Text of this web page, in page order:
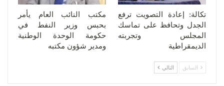
تكالة: إعادة التصويت ترفع
الجدل وتحافظ على تماسك
المجلس وتجربته
الديمقراطية
مكتب النائب العام يأمر
بحبس وزير النفط في
حكومة الوحدة الوطنية
ومدير شؤون مكتبه
السابق التالي